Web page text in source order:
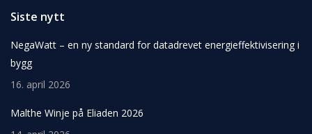
Siste nytt
NegaWatt – en ny standard for datadrevet energieffektivisering i
bygg
16. april 2026
Malthe Winje på Eliaden 2026